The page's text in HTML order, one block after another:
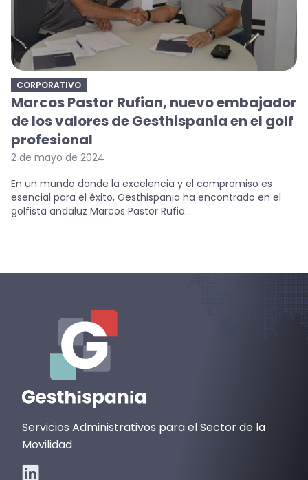
CORPORATIVO
Marcos Pastor Rufian, nuevo embajador
de los valores de Gesthispania en el golf
profesional
2 de mayo de 2024
En un mundo donde la excelencia y el compromiso es
esencial para el éxito, Gesthispania ha encontrado en el
golfista andaluz Marcos Pastor Rufia...
Servicios Administrativos para el Sector de la
Movilidad